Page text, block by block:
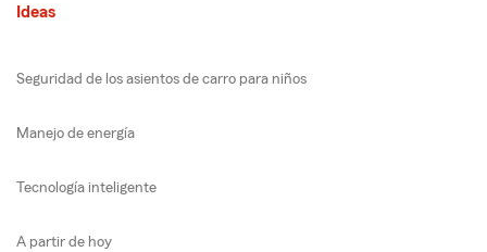
Ideas
Seguridad de los asientos de carro para niños
Manejo de energía
Tecnología inteligente
A partir de hoy